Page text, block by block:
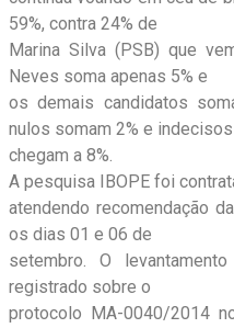
59%, contra 24% de
Marina Silva (PSB) que
Neves soma apenas 5% e
os demais candidatos
nulos somam 2% e indecisos
chegam a 8%.
A pesquisa IBOPE foi
atendendo recomendação
os dias 01 e 06 de
setembro. O
registrado sobre o
protocolo MA-0040/2014